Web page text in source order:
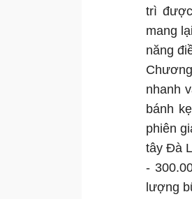
trì
mang
năng
nhanh
bánh
phiên
tây Đà
-
lượng